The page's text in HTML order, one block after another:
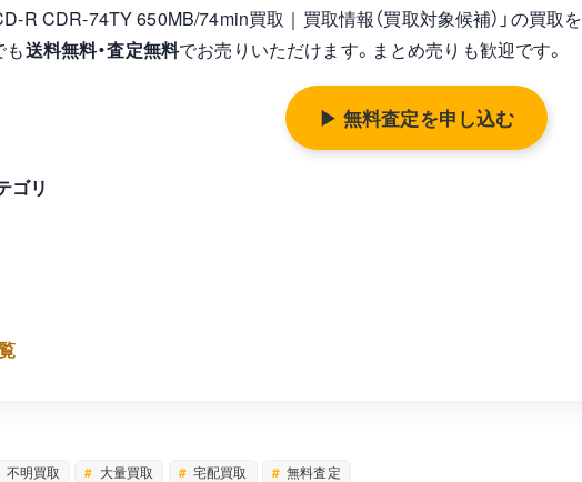
R CDR-74TY 650MB/74min買取｜買取情報（買取対象候補）」の買取
も送料無料・査定無料でお売りいただけます。まとめ売りも歓迎です。
▶ 無料査定を申し込む
ゴリ
不明買取 大量買取 宅配買取 無料査定